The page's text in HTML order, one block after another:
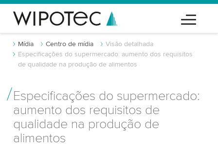
Mídia Centro de mídia
Visão detalhada
Especificações do supermercado: aumento dos requisitos
de qualidade na produção de alimentos
Especificações do supermercado:
aumento dos requisitos de
qualidade na produção de
alimentos